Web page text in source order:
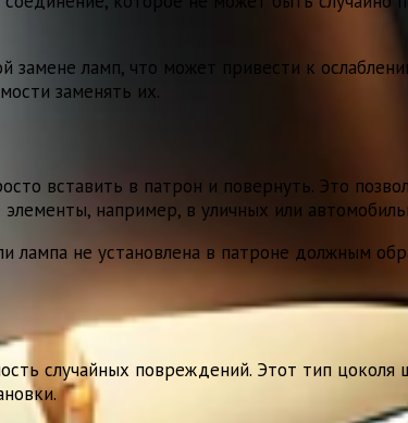
замене ламп, что может привести к
заменять их.
вставить в патрон и повернуть. Это
например, в уличных или
лампа не установлена в патроне должным
случайных повреждений. Этот тип цоколя